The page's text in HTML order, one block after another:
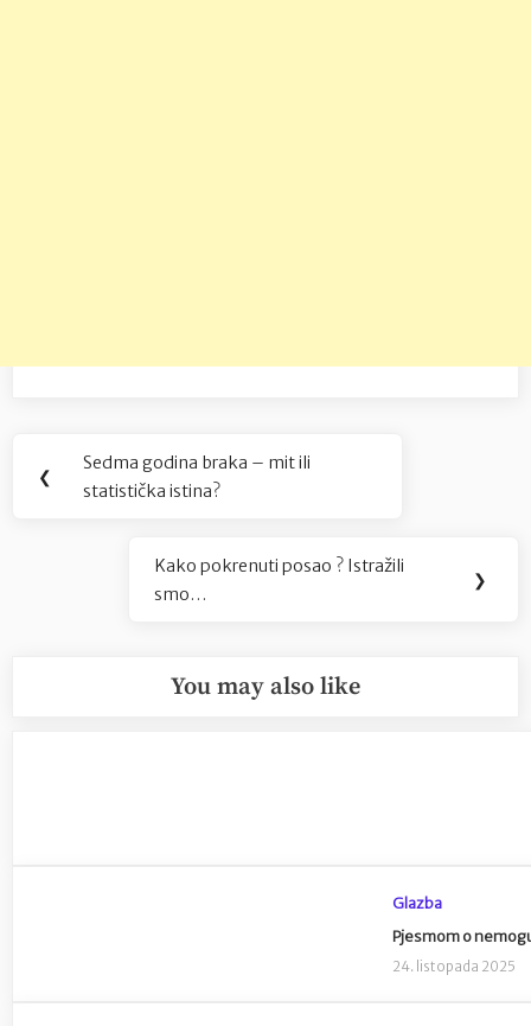
Navigacija
objava
❮
Previous
Post:
Sedma godina braka – mit ili
statistička istina?
Next
Post:
Kako pokrenuti posao ? Istražili
smo…
❯
You may also like
Glazba
Pjesmom o
24. listopada 2025